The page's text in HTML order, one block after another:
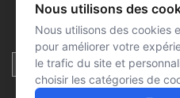
Reste à l’affût des dernières
d’urgence et ne manque
Nous utilisons des
Nous utilisons des cookies
pour améliorer votre
le trafic du site et
choisir les catégories de